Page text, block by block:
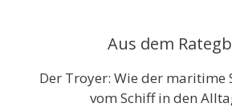
Aus dem
Der Troyer: Wie der maritime
vom Schiff in den